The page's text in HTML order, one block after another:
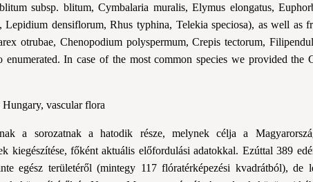
subsp. blitum, Cymbalaria muralis, Elymus elongatus,
densiflorum, Rhus typhina, Telekia speciosa), as well as
otrubae, Chenopodium polyspermum, Crepis tectorum,
enumerated. In case of the most common species we provided the
vascular flora
a sorozatnak a hatodik része, melynek célja a
kiegészítése, főként aktuális előfordulási adatokkal. Ezúttal 389
egész területéről (mintegy 117 flóratérképezési kvadrátból), de